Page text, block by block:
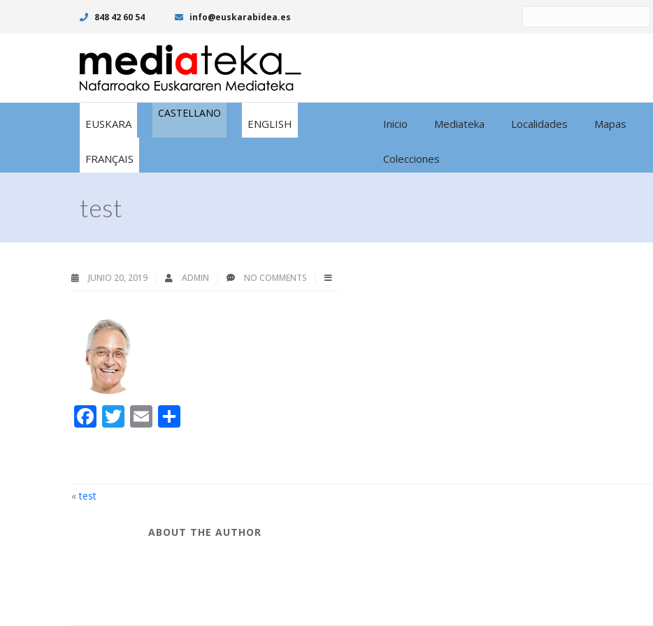
848 42 60 54 info@euskarabidea.es
EUSKARA
CASTELLANO
ENGLISH
FRANÇAIS
Inicio Mediateka Localidades Mapas
Colecciones
test
JUNIO 20, 2019 ADMIN NO COMMENTS
Facebook
Twitter
Email
«test
ABOUT THE AUTHOR